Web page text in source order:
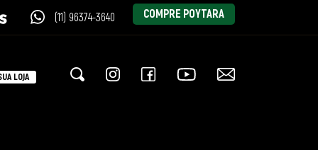
(11) 96374-3640 COMPRE POYTARA
LOJA